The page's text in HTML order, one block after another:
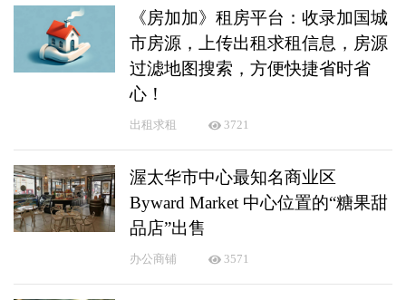
《房加加》租房平台：收录加国城
市房源，上传出租求租信息，房源
过滤地图搜索，方便快捷省时省
心！
出租求租 3721
渥太华市中心最知名商业区
Byward Market 中心位置的“糖果甜
品店”出售
办公商铺 3571